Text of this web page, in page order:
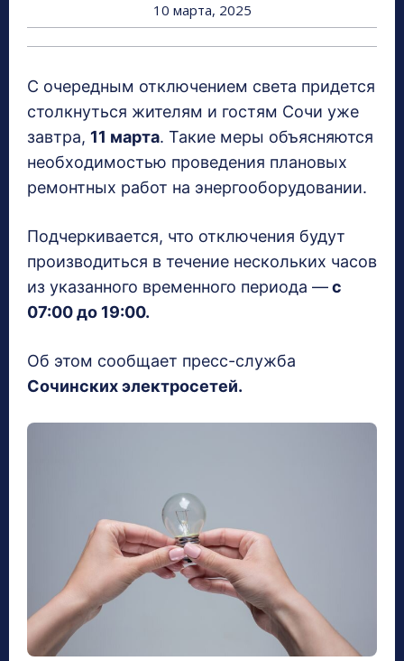
10 марта, 2025
С очередным отключением света придется
столкнуться жителям и гостям Сочи уже
завтра, 11 марта. Такие меры объясняются
необходимостью проведения плановых
ремонтных работ на энергооборудовании.
Подчеркивается, что отключения будут
производиться в течение нескольких часов
из указанного временного периода —с
07:00 до 19:00.
Об этом сообщает пресс-служба
Сочинских электросетей.